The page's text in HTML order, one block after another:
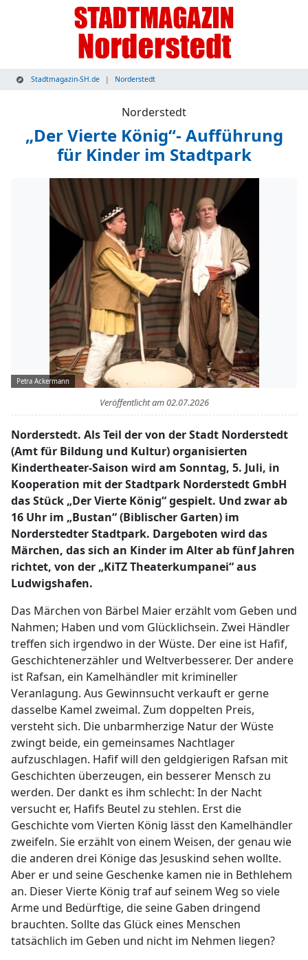
Stadtmagazin-SH.de Norderstedt
Norderstedt
„Der Vierte König“- Aufführung
für Kinder im Stadtpark
Petra Ackermann
Veröffentlicht am02.07.2026
Norderstedt. Als Teil der von der Stadt Norderstedt
(Amt für Bildung und Kultur) organisierten
Kindertheater-Saison wird am Sonntag, 5. Juli, in
Kooperation mit der Stadtpark Norderstedt GmbH
das Stück „Der Vierte König“ gespielt. Und zwar ab
16 Uhr im „Bustan“ (Biblischer Garten) im
Norderstedter Stadtpark. Dargeboten wird das
Märchen, das sich an Kinder im Alter ab fünf Jahren
richtet, von der „KiTZ Theaterkumpanei“ aus
Ludwigshafen.
Das Märchen von Bärbel Maier erzählt vom Geben und
Nahmen; Haben und vom Glücklichsein. Zwei Händler
treffen sich irgendwo in der Wüste. Der eine ist Hafif,
Geschichtenerzähler und Weltverbesserer. Der andere
ist Rafsan, ein Kamelhändler mit krimineller
Veranlagung. Aus Gewinnsucht verkauft er gerne
dasselbe Kamel zweimal. Zum doppelten Preis,
versteht sich. Die unbarmherzige Natur der Wüste
zwingt beide, ein gemeinsames Nachtlager
aufzuschlagen. Hafif will den geldgierigen Rafsan mit
Geschichten überzeugen, ein besserer Mensch zu
werden. Der dankt es ihm schlecht: In der Nacht
versucht er, Hafifs Beutel zu stehlen. Erst die
Geschichte vom Vierten König lässt den Kamelhändler
zweifeln. Sie erzählt von einem Weisen, der genau wie
die anderen drei Könige das Jesuskind sehen wollte.
Aber er und seine Geschenke kamen nie in Bethlehem
an. Dieser Vierte König traf auf seinem Weg so viele
Arme und Bedürftige, die seine Gaben dringend
brauchten. Sollte das Glück eines Menschen
tatsächlich im Geben und nicht im Nehmen liegen?